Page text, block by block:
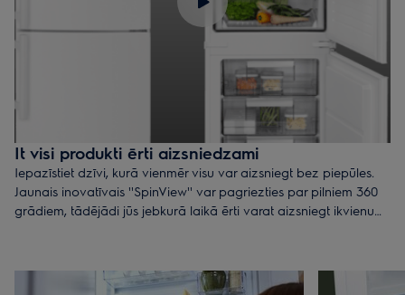
It visi produkti ērti aizsniedzami
Iepazīstiet dzīvi, kurā vienmēr visu var aizsniegt bez piepūles.
Jaunais inovatīvais ''SpinView'' var pagriezties par pilniem 360
grādiem, tādējādi jūs jebkurā laikā ērti varat aizsniegt ikvienu
ledusskapja aizmugures uz priekšpusi. Jūs vairs nekad
neaizmirsīsiet vientuļus produktus ledusskapja dziļumā, jo nu it